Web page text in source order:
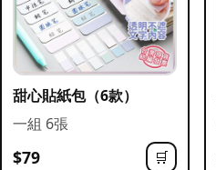
甜心貼紙包（6款）
一組 6張
$79 🛒